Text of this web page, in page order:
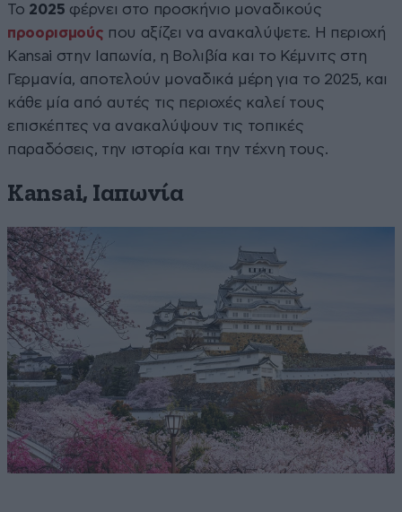
Το 2025 φέρνει στο προσκήνιο μοναδικούς
προορισμούς που αξίζει να ανακαλύψετε. Η περιοχή
Kansai στην Ιαπωνία, η Βολιβία και το Κέμνιτς στη
Γερμανία, αποτελούν μοναδικά μέρη για το 2025, και
κάθε μία από αυτές τις περιοχές καλεί τους
επισκέπτες να ανακαλύψουν τις τοπικές
παραδόσεις, την ιστορία και την τέχνη τους.
Kansai, Ιαπωνία